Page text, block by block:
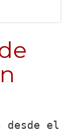
desde el